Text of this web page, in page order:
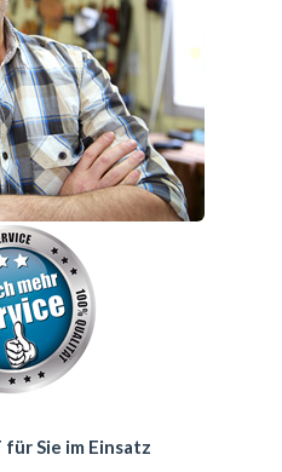
Sie im Einsatz